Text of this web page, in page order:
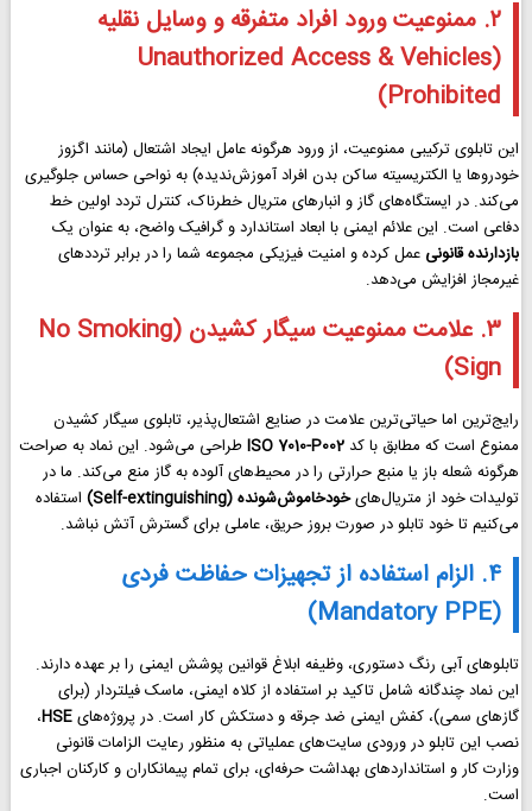
۲. ممنوعیت ورود افراد متفرقه و وسایل نقلیه
(Unauthorized Access & Vehicles
Prohibited)
این تابلوی ترکیبی ممنوعیت، از ورود هرگونه عامل ایجاد اشتعال (مانند اگزوز
خودروها یا الکتریسیته ساکن بدن افراد آموزش‌ندیده) به نواحی حساس جلوگیری
می‌کند. در ایستگاه‌های گاز و انبارهای متریال خطرناک، کنترل تردد اولین خط
دفاعی است. این علائم ایمنی با ابعاد استاندارد و گرافیک واضح، به عنوان یک
بازدارنده قانونی عمل کرده و امنیت فیزیکی مجموعه شما را در برابر ترددهای
غیرمجاز افزایش می‌دهد.
۳. علامت ممنوعیت سیگار کشیدن (No Smoking
Sign)
رایج‌ترین اما حیاتی‌ترین علامت در صنایع اشتعال‌پذیر، تابلوی سیگار کشیدن
ممنوع است که مطابق با کدISO 7010-P002طراحی می‌شود. این نماد به صراحت
هرگونه شعله باز یا منبع حرارتی را در محیط‌های آلوده به گاز منع می‌کند. ما در
تولیدات خود از متریال‌هایخودخاموش‌شونده (Self-extinguishing)
استفاده
می‌کنیم تا خود تابلو در صورت بروز حریق، عاملی برای گسترش آتش نباشد.
۴. الزام استفاده از تجهیزات حفاظت فردی
(Mandatory PPE)
تابلوهای آبی رنگ دستوری، وظیفه ابلاغ قوانین پوشش ایمنی را بر عهده دارند.
این نماد چندگانه شامل تاکید بر استفاده از کلاه ایمنی، ماسک فیلتردار (برای
گازهای سمی)، کفش ایمنی ضد جرقه و دستکش کار است. در پروژه‌هایHSE،
نصب این تابلو در ورودی سایت‌های عملیاتی به منظور رعایت الزامات قانونی
وزارت کار و استانداردهای بهداشت حرفه‌ای، برای تمام پیمانکاران و کارکنان اجباری
است.